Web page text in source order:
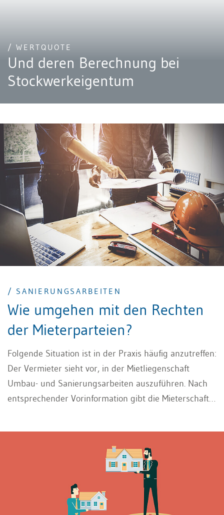
/ WERTQUOTE
Und deren Berechnung bei
Stockwerkeigentum
/ SANIERUNGSARBEITEN
Wie umgehen mit den Rechten
der Mieterparteien?
Folgende Situation ist in der Praxis häufig anzutreffen:
Der Vermieter sieht vor, in der Mietliegenschaft
Umbau- und Sanierungsarbeiten auszuführen. Nach
entsprechender Vorinformation gibt die Mieterschaft
verunmöglichten den Gebrauch des Mietobjekts. Es
stellt sich daher die Rechtsfrage, ob vorgesehene
Sanierungsarbeiten ungeachtet der Bedürfnisse der
Mieterschaft ausgeführt werden können und welche
Rechte der Mieterschaft in diesem Zusammenhang